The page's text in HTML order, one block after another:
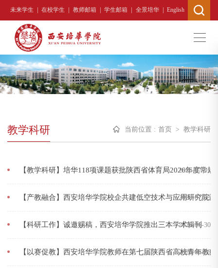
未来学生 | 在校学生 | 教师邮箱 | 学生邮箱 | 全景培华 | English
教学科研 当前位置 : 首页 > 教学科研
【教学科研】培华118项课题获批陕西省体育局2026年度常规
2026-07-31
【产教融合】西安培华学院校企共建低空技术与应用研究院
2026-07-03
【科研工作】诚邀赐稿，西安培华学院推出三本学术辑刊
2026-06-30
【以赛促教】西安培华学院教师在第七届陕西省高校青年教
2026-06-26